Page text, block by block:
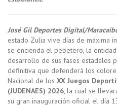
José Gil Deportes Digital/
estado Zulia vive días de máxima
se encienda el pebetero, la
desarrollo de sus fases estadales
definitiva que defenderá los
Nacional de los XX Juegos
(JUDENAES) 2026, la cual se
su gran inauguración oficial el día